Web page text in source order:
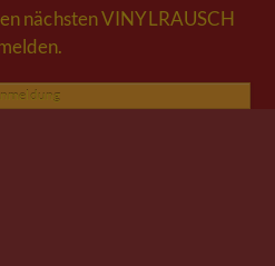
nächsten VINYLRAUSCH